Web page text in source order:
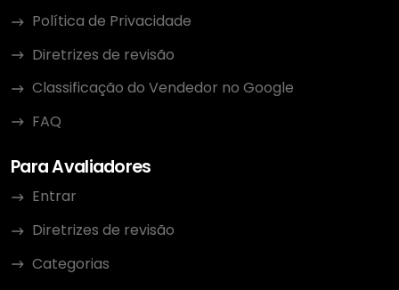
Política de Privacidade
Diretrizes de revisão
Classificação do Vendedor no Google
FAQ
Para Avaliadores
Entrar
Diretrizes de revisão
Categorias